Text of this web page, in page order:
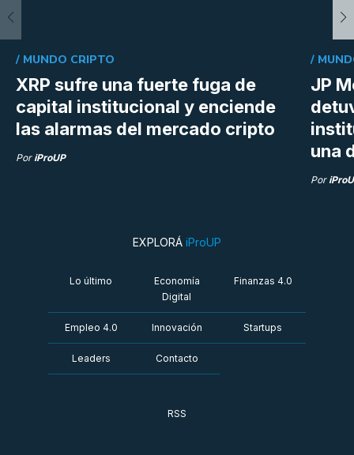
XRP sufre una fuerte fuga de
capital institucional y enciende
las alarmas del mercado cripto
/ MUNDO CRIPTO
Por iProUP
JP
una
/
Por
EXPLORÁ iProUP
Lo último
Economía
Digital
Finanzas 4.0
Empleo 4.0 Innovación Startups
Leaders Contacto
RSS